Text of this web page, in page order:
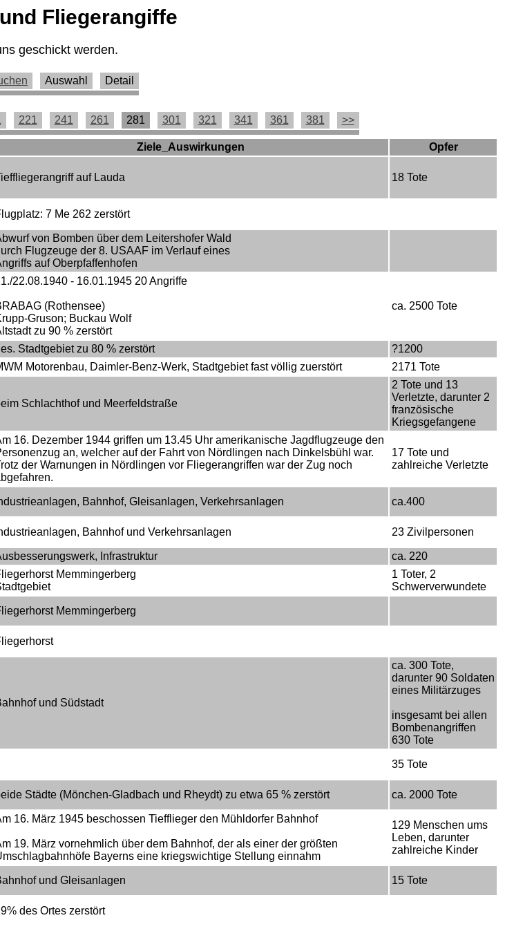
Fliegerangiffe
geschickt werden.
Auswahl Detail
221 241 261 281 301 321 341 361 381 >>
Ziele_Auswirkungen Opfer
auf Lauda 18 Tote
7 Me 262 zerstört
von Bomben über dem Leitershofer Wald
Flugzeuge der 8. USAAF im Verlauf eines
auf Oberpfaffenhofen
22.08.1940 - 16.01.1945 20 Angriffe
(Rothensee)
Gruson; Buckau Wolf
zu 90 % zerstört
ca. 2500 Tote
Stadtgebiet zu 80 % zerstört
?1200
Motorenbau, Daimler-Benz-Werk, Stadtgebiet fast völlig zuerstört 2171 Tote
Schlachthof und Meerfeldstraße
2 Tote und 13
Verletzte, darunter 2
französische
Kriegsgefangene
16. Dezember 1944 griffen um 13.45 Uhr amerikanische Jagdflugzeuge den
an, welcher auf der Fahrt von Nördlingen nach Dinkelsbühl war.
der Warnungen in Nördlingen vor Fliegerangriffen war der Zug noch
17 Tote und
zahlreiche Verletzte
Bahnhof, Gleisanlagen, Verkehrsanlagen ca.400
Bahnhof und Verkehrsanlagen 23 Zivilpersonen
Infrastruktur ca. 220
Memmingerberg
1 Toter, 2
Schwerverwundete
Memmingerberg
und Südstadt
ca. 300 Tote,
darunter 90 Soldaten
eines Militärzuges
insgesamt bei allen
Bombenangriffen
630 Tote
35 Tote
Städte (Mönchen-Gladbach und Rheydt) zu etwa 65 % zerstört ca. 2000 Tote
16. März 1945 beschossen Tiefflieger den Mühldorfer Bahnhof
19. März vornehmlich über dem Bahnhof, der als einer der größten
Bayerns eine kriegswichtige Stellung einnahm
129 Menschen ums
Leben, darunter
zahlreiche Kinder
und Gleisanlagen 15 Tote
des Ortes zerstört